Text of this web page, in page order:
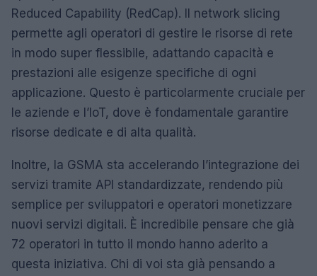
Reduced Capability (RedCap). Il network slicing
permette agli operatori di gestire le risorse di rete
in modo super flessibile, adattando capacità e
prestazioni alle esigenze specifiche di ogni
applicazione. Questo è particolarmente cruciale per
le aziende e l’IoT, dove è fondamentale garantire
risorse dedicate e di alta qualità.
Inoltre, la GSMA sta accelerando l’integrazione dei
servizi tramite API standardizzate, rendendo più
semplice per sviluppatori e operatori monetizzare
nuovi servizi digitali. È incredibile pensare che già
72 operatori in tutto il mondo hanno aderito a
questa iniziativa. Chi di voi sta già pensando a